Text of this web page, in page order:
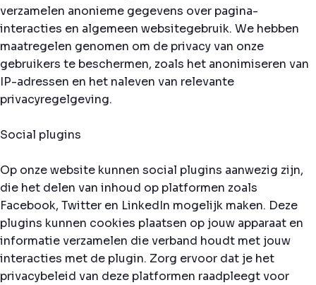
verzamelen anonieme gegevens over pagina-
interacties en algemeen websitegebruik. We hebben
maatregelen genomen om de privacy van onze
gebruikers te beschermen, zoals het anonimiseren van
IP-adressen en het naleven van relevante
privacyregelgeving.
Social plugins
Op onze website kunnen social plugins aanwezig zijn,
die het delen van inhoud op platformen zoals
Facebook, Twitter en LinkedIn mogelijk maken. Deze
plugins kunnen cookies plaatsen op jouw apparaat en
informatie verzamelen die verband houdt met jouw
interacties met de plugin. Zorg ervoor dat je het
privacybeleid van deze platformen raadpleegt voor